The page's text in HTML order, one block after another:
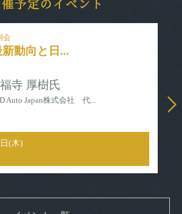
予定のイベント
会
新動向と日...
寺 厚樹氏
Auto Japan株式会社 代...
(木)